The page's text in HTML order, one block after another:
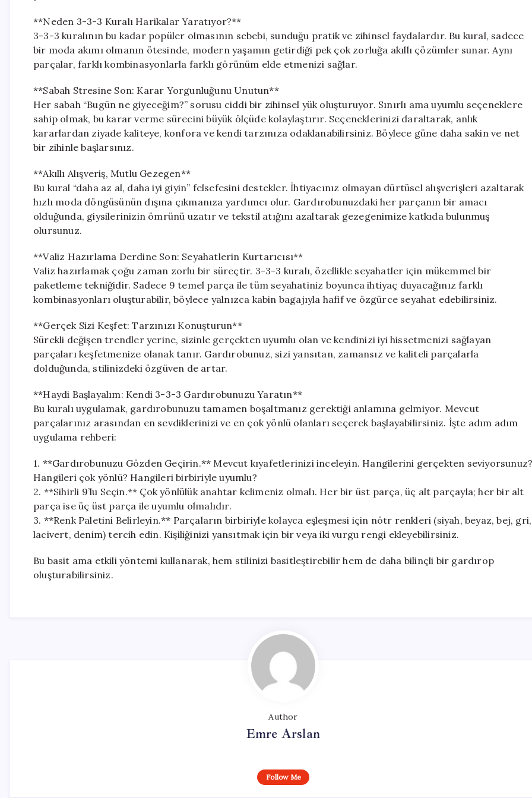
**Neden 3-3-3 Kuralı Harikalar Yaratıyor?**
3-3-3 kuralının bu kadar popüler olmasının sebebi, sunduğu pratik ve zihinsel faydalardır. Bu kural, sadece
bir moda akımı olmanın ötesinde, modern yaşamın getirdiği pek çok zorluğa akıllı çözümler sunar. Aynı
parçalar, farklı kombinasyonlarla farklı görünüm elde etmenizi sağlar.
**Sabah Stresine Son: Karar Yorgunluğunu Unutun**
Her sabah “Bugün ne giyeceğim?” sorusu ciddi bir zihinsel yük oluşturuyor. Sınırlı ama uyumlu seçeneklere
sahip olmak, bu karar verme sürecini büyük ölçüde kolaylaştırır. Seçeneklerinizi daraltarak, anlık
kararlardan ziyade kaliteye, konfora ve kendi tarzınıza odaklanabilirsiniz. Böylece güne daha sakin ve net
bir zihinle başlarsınız.
**Akıllı Alışveriş, Mutlu Gezegen**
Bu kural “daha az al, daha iyi giyin” felsefesini destekler. İhtiyacınız olmayan dürtüsel alışverişleri azaltarak
hızlı moda döngüsünün dışına çıkmanıza yardımcı olur. Gardırobunuzdaki her parçanın bir amacı
olduğunda, giysilerinizin ömrünü uzatır ve tekstil atığını azaltarak gezegenimize katkıda bulunmuş
olursunuz.
**Valiz Hazırlama Derdine Son: Seyahatlerin Kurtarıcısı**
Valiz hazırlamak çoğu zaman zorlu bir süreçtir. 3-3-3 kuralı, özellikle seyahatler için mükemmel bir
paketleme tekniğidir. Sadece 9 temel parça ile tüm seyahatiniz boyunca ihtiyaç duyacağınız farklı
kombinasyonları oluşturabilir, böylece yalnızca kabin bagajıyla hafif ve özgürce seyahat edebilirsiniz.
**Gerçek Sizi Keşfet: Tarzınızı Konuşturun**
Sürekli değişen trendler yerine, sizinle gerçekten uyumlu olan ve kendinizi iyi hissetmenizi sağlayan
parçaları keşfetmenize olanak tanır. Gardırobunuz, sizi yansıtan, zamansız ve kaliteli parçalarla
dolduğunda, stilinizdeki özgüven de artar.
**Haydi Başlayalım: Kendi 3-3-3 Gardırobunuzu Yaratın**
Bu kuralı uygulamak, gardırobunuzu tamamen boşaltmanız gerektiği anlamına gelmiyor. Mevcut
parçalarınız arasından en sevdiklerinizi ve en çok yönlü olanları seçerek başlayabilirsiniz. İşte adım adım
uygulama rehberi:
1. **Gardırobunuzu Gözden Geçirin.** Mevcut kıyafetlerinizi inceleyin. Hangilerini gerçekten
Hangileri çok yönlü? Hangileri birbiriyle uyumlu?
2. **Sihirli 9’lu Seçin.** Çok yönlülük anahtar kelimeniz olmalı. Her bir üst parça, üç alt parçayla; her bir alt
parça ise üç üst parça ile uyumlu olmalıdır.
3. **Renk Paletini Belirleyin.** Parçaların birbiriyle kolayca eşleşmesi için nötr renkleri (siyah, beyaz, bej, gri,
lacivert, denim) tercih edin. Kişiliğinizi yansıtmak için bir veya iki vurgu rengi ekleyebilirsiniz.
Bu basit ama etkili yöntemi kullanarak, hem stilinizi basitleştirebilir hem de daha bilinçli bir gardırop
oluşturabilirsiniz.
Author
Emre Arslan
Follow Me